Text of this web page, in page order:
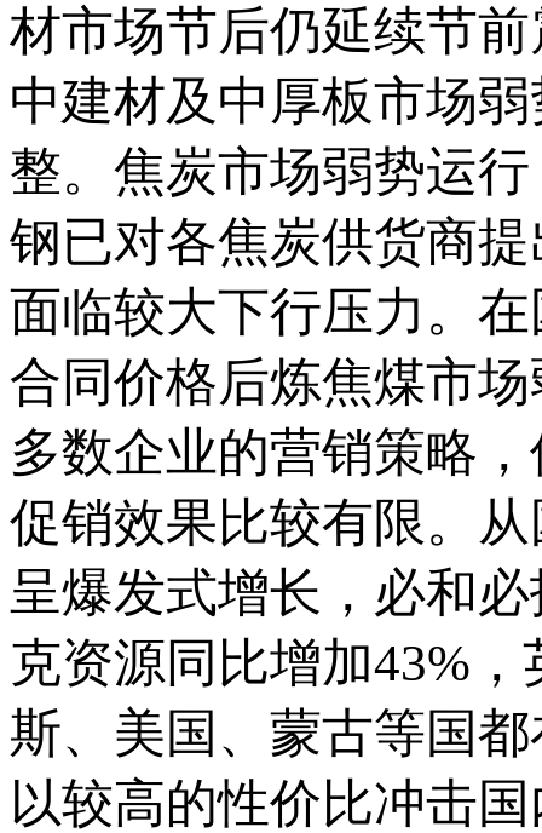
材市场节后仍延续节
中建材及中厚板市场
整。焦炭市场弱势运
钢已对各焦炭供货商
面临较大下行压力。
合同价格后炼焦煤市
多数企业的营销策略
促销效果比较有限。
呈爆发式增长，必和
克资源同比增加43%
斯、美国、蒙古等国
以较高的性价比冲击